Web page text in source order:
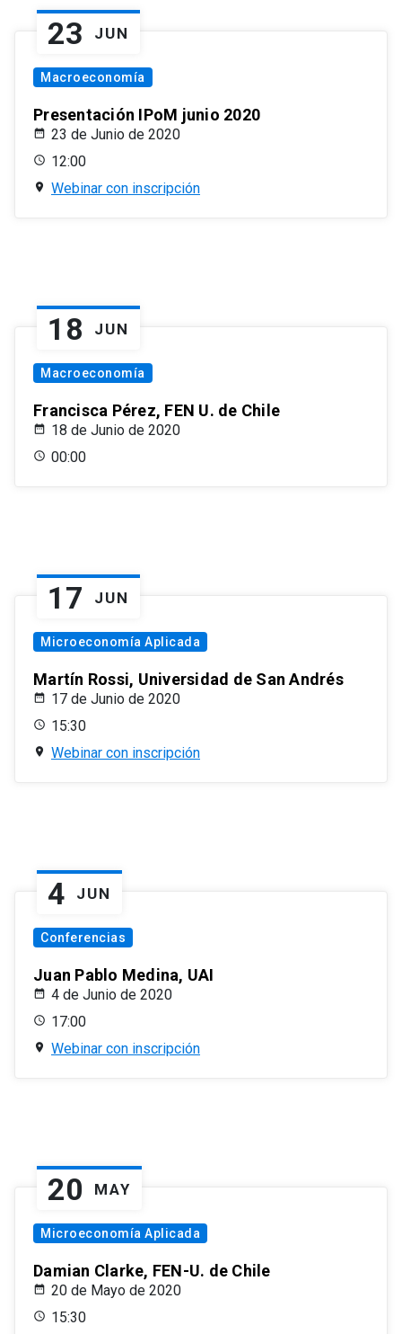
23 JUN
Macroeconomía
Presentación IPoM junio 2020
23 de Junio de 2020
12:00
Webinar con inscripción
18 JUN
Macroeconomía
Francisca Pérez, FEN U. de Chile
18 de Junio de 2020
00:00
17 JUN
Microeconomía Aplicada
Martín Rossi, Universidad de San Andrés
17 de Junio de 2020
15:30
Webinar con inscripción
4 JUN
Conferencias
Juan Pablo Medina, UAI
4 de Junio de 2020
17:00
Webinar con inscripción
20 MAY
Microeconomía Aplicada
Damian Clarke, FEN-U. de Chile
20 de Mayo de 2020
15:30